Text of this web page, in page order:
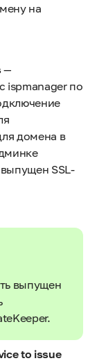
на
—
ispmanager по
домена в
SSL-
выпущен
to issue